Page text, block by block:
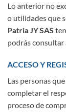
Lo anterior no
o utilidades que
Patria JY SAS
podrás consultar
ACCESO Y
Las personas
completar el
proceso de